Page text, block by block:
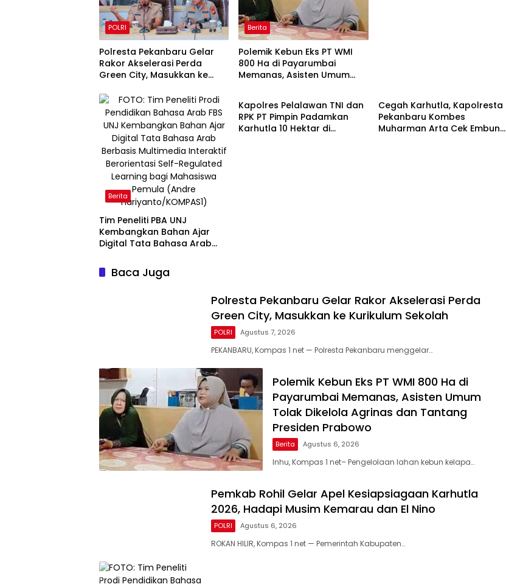
POLRI
Polresta Pekanbaru Gelar
Rakor Akselerasi Perda
Green City, Masukkan ke
Berita
Polemik Kebun Eks PT WMI
800 Ha di Payarumbai
Memanas, Asisten Umum
Berita
Tim Peneliti PBA UNJ
Kembangkan Bahan Ajar
Digital Tata Bahasa Arab
Interaktif untuk Mahasiswa
Pemula
POLRI
Kapolres Pelalawan TNI dan
RPK PT Pimpin Padamkan
Karhutla 10 Hektar di
Cegah Karhutla, Kapolresta
Pekanbaru Kombes
Muharman Arta Cek Embung
Baca Juga
Polresta Pekanbaru Gelar Rakor Akselerasi Perda
Green City, Masukkan ke Kurikulum Sekolah
POLRI Agustus 7, 2026
PEKANBARU, Kompas 1 net — Polresta Pekanbaru menggelar…
Polemik Kebun Eks PT WMI 800 Ha di
Payarumbai Memanas, Asisten Umum
Tolak Dikelola Agrinas dan Tantang
Presiden Prabowo
Berita Agustus 6, 2026
Inhu, Kompas 1 net– Pengelolaan lahan kebun kelapa…
Pemkab Rohil Gelar Apel Kesiapsiagaan Karhutla
2026, Hadapi Musim Kemarau dan El Nino
POLRI Agustus 6, 2026
ROKAN HILIR, Kompas 1 net — Pemerintah Kabupaten…